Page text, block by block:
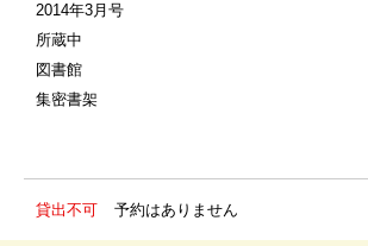
2014年3月号
所蔵中
図書館
集密書架
貸出不可 予約はありません